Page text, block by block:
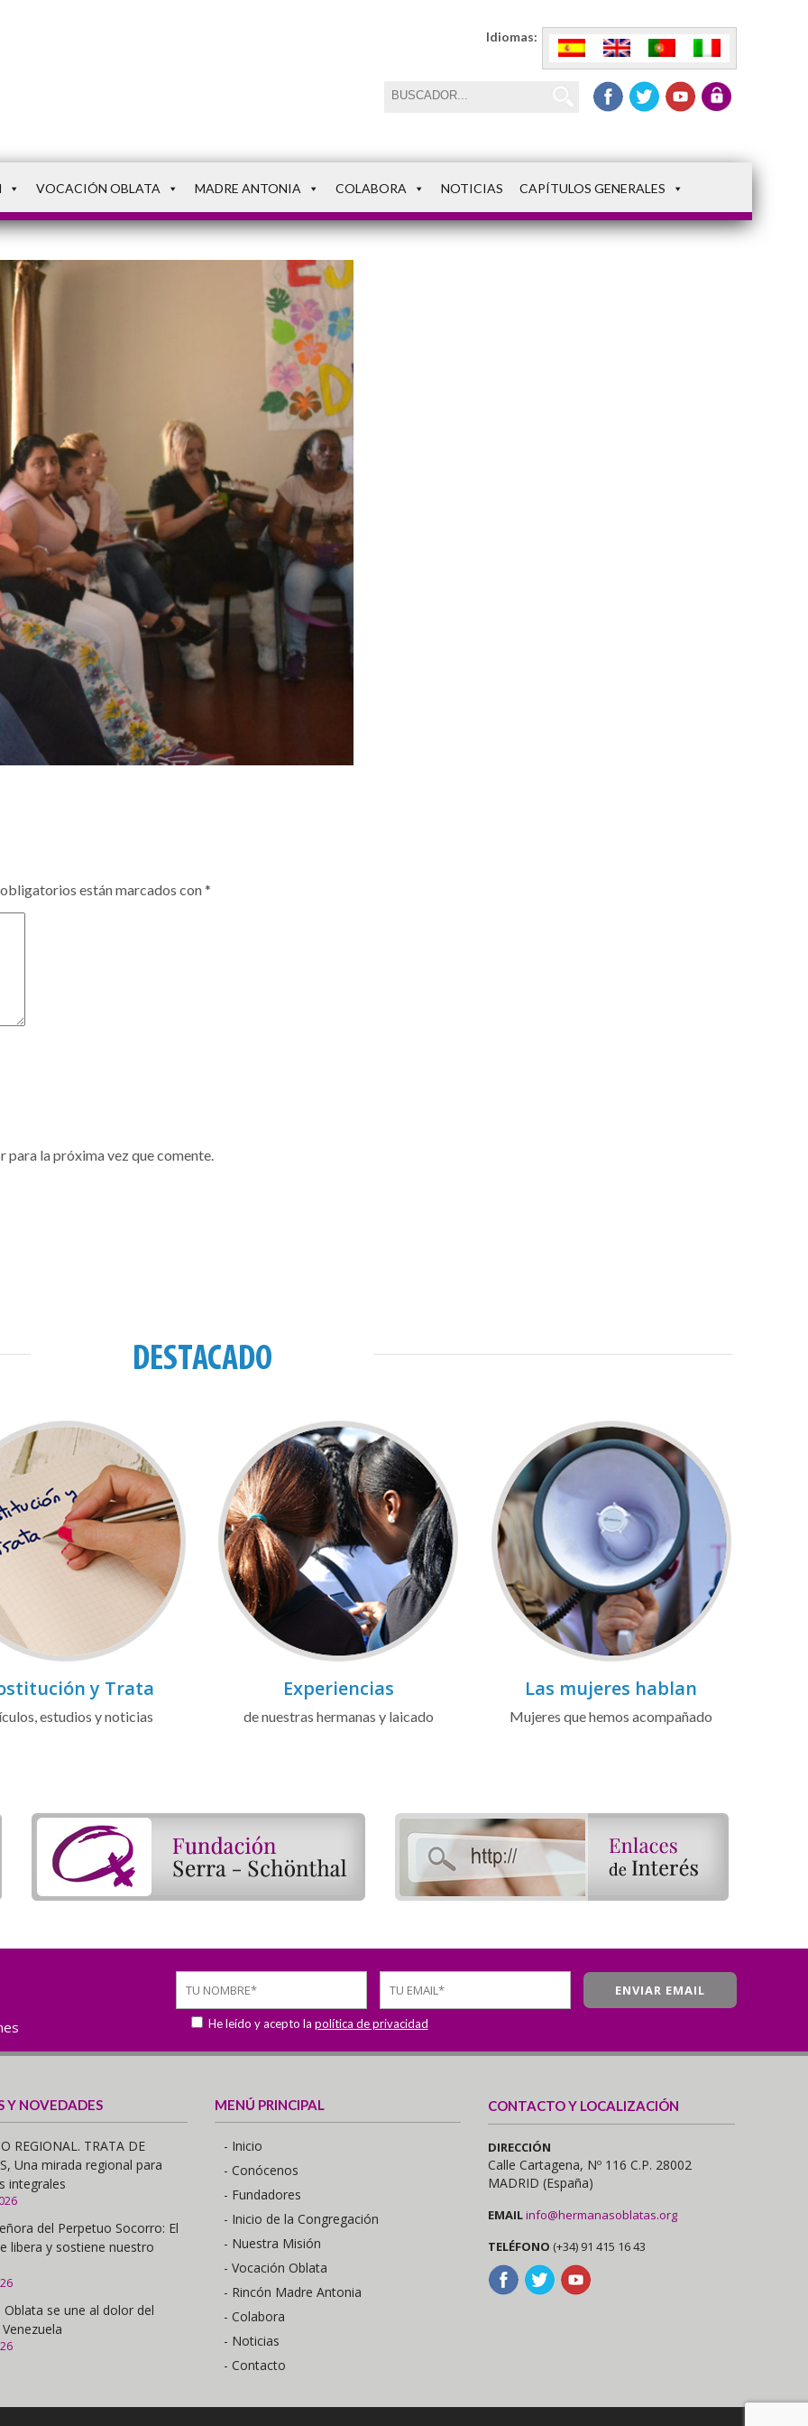
Idiomas:
VOCACIÓN OBLATA MADRE ANTONIA COLABORA NOTICIAS CAPÍTULOS GENERALES
están marcados con*
la próxima vez que comente.
DESTACADO
y Trata
estudios y noticias
Experiencias
de nuestras hermanas y laicado
Las mujeres hablan
Mujeres que hemos acompañado
He leído y acepto la política de privacidad
Y NOVEDADES
REGIONAL. TRATA DE
Una mirada regional para
integrales
del Perpetuo Socorro: El
libera y sostiene nuestro
Oblata se une al dolor del
MENÚ PRINCIPAL
- Inicio
- Conócenos
- Fundadores
- Inicio de la Congregación
- Nuestra Misión
- Vocación Oblata
- Rincón Madre Antonia
- Colabora
- Noticias
- Contacto
CONTACTO Y LOCALIZACIÓN
DIRECCIÓN
Calle Cartagena, Nº 116 C.P. 28002
MADRID (España)
EMAILinfo@hermanasoblatas.org
TELÉFONO (+34) 91 415 16 43